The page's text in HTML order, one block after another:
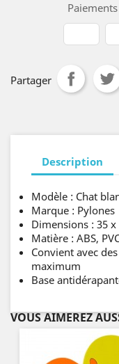
Partager
Description
Modèle : Chat
Marque : Pylones
Dimensions : 35 x
Matière : ABS,
Convient avec
maximum
Base
VOUS AIMEREZ